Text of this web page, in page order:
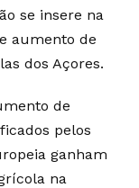
se insere na
aumento de
dos Açores.
de
pelos
ganham
na